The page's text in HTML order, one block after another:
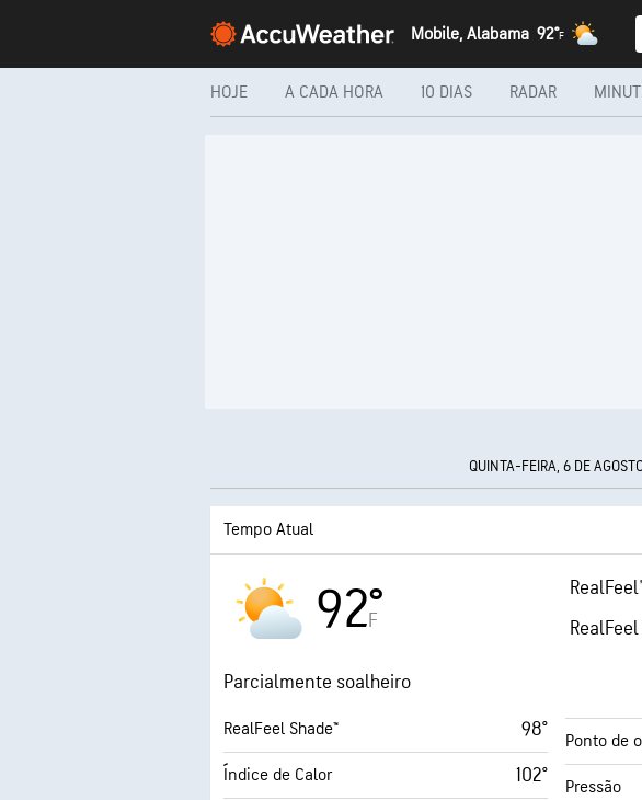
Mobile, Alabama 92°F
HOJE A CADA HORA 10 DIAS RADAR
QUINTA-FEIRA, 6 DE
Tempo Atual
92°
F
Parcialmente soalheiro
RealFeel
RealFeel Shade™ 98°
Índice de Calor 102°
Ponto de
Pressão